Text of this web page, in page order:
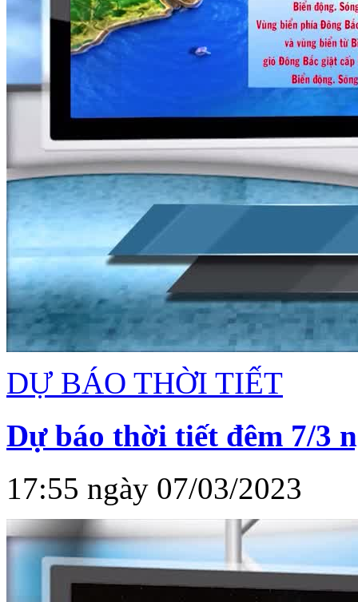
DỰ BÁO THỜI TIẾT
Dự báo thời tiết đêm 7/3
17:55 ngày 07/03/2023